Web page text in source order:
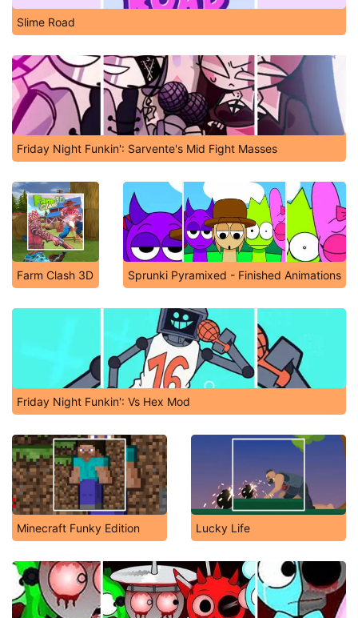
Slime Road
Friday Night Funkin': Sarvente's Mid Fight Masses
Farm Clash 3D Sprunki Pyramixed - Finished Animations
Friday Night Funkin': Vs Hex Mod
Minecraft Funky Edition Lucky Life